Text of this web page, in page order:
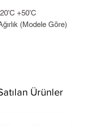
+50’C
(Modele Göre)
Ürünler